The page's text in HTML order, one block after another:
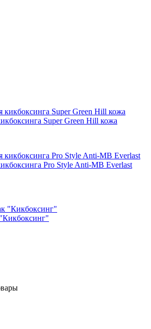
Super Green Hill кожа
Pro Style Anti-MB Everlast